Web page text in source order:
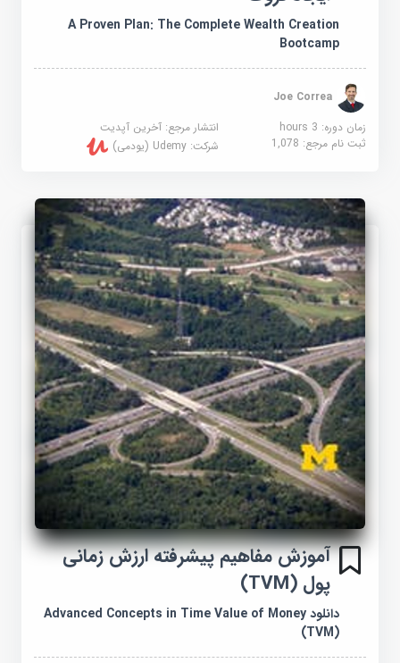
A Proven Plan: The Complete Wealth Creation
Bootcamp
Joe Correa
زمان دوره: 3 hours
انتشار مرجع:آخرین آپدیت
ثبت نام مرجع:1,078 شرکت:Udemy (یودمی)
آموزش مفاهیم پیشرفته ارزش زمانی
پول (TVM)
دانلود Advanced Concepts in Time Value of Money
(TVM)